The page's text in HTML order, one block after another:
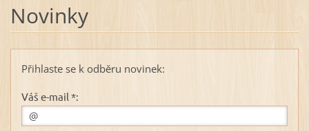
Novinky
Přihlaste se k odběru novinek:
Váš e-mail *: